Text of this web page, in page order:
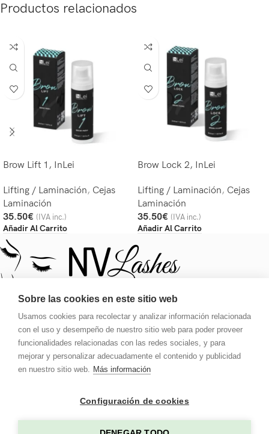
Productos relacionados
Brow Lift 1, InLei
Lifting / Laminación, Cejas
Laminación
35.50€ (IVA inc.)
Añadir Al Carrito
Brow Lock 2, InLei
Lifting / Laminación, Cejas
Laminación
35.50€ (IVA inc.)
Añadir Al Carrito
Tu destino para una mirada deslumbrante. Pestañas, tinte,
pegamento, extensiones y ajustes de cejas.
Carrer de Galileu 134, Local 1, 08028, Barcelona
Teléfono: 613 181 401
ENLACES LEGALES
Sobre las cookies en este sitio web
Usamos cookies para recolectar y analizar información relacionada
con el uso y desempeño de nuestro sitio web para poder proveer
funcionalidades relacionadas con las redes sociales, y para
mejorar y personalizar adecuadamente el contenido y publicidad
en nuestro sitio web. Más información
Configuración de cookies